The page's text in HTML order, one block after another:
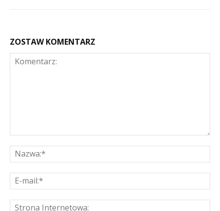
ZOSTAW KOMENTARZ